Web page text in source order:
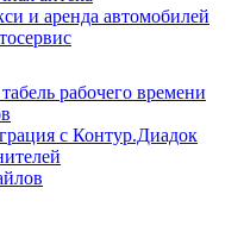
и аренда автомобилей
рабочего времени
с Контур.Диадок